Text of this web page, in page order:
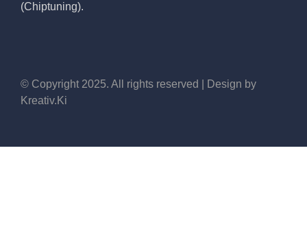
(Chiptuning).
© Copyright 2025. All rights reserved | Design by
Kreativ.Ki